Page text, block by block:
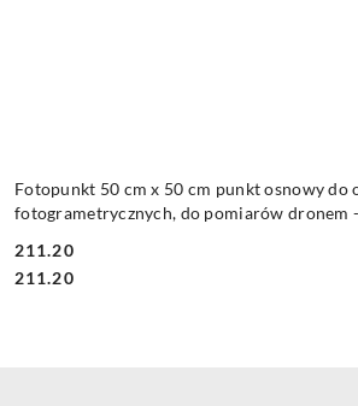
Fotopunkt 50 cm x 50 cm punkt osnowy do
fotogrametrycznych, do pomiarów dronem
Cena:
211.20
Cena:
211.20